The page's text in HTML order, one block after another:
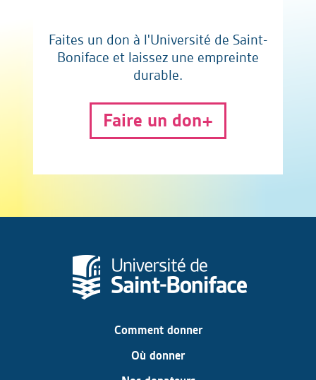
Faites un don à l'Université de Saint-
Boniface et laissez une empreinte
durable.
Faire un don
Comment donner
Où donner